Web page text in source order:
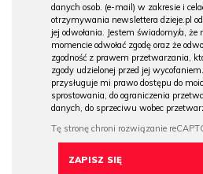
danych osob. (e-mail) w zakresie i
otrzymywania newslettera dzieje.pl
jej odwołania. Jestem świadomy/a,
momencie odwołać zgodę oraz że
zgodność z prawem przetwarzania,
zgody udzielonej przed jej
przysługuje mi prawo dostępu do
sprostowania, do ograniczenia
danych, do sprzeciwu wobec